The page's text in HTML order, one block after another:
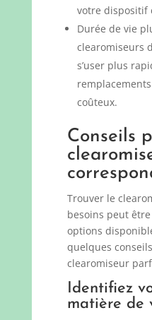
votre dispositif
Durée de vie
clearomiseurs
s’user plus
coûteux.
Conseils
Trouver le
besoins peut
options
quelques
clearomiseur
Identifiez
matière de